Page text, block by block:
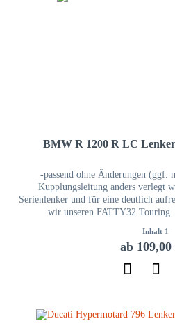
BMW R 1200 R LC
-passend ohne Änderungen (ggf.
Kupplungsleitung anders verlegt
Serienlenker und für eine deutlich
wir unseren FATTY32 Touring.
Inhalt 1
ab